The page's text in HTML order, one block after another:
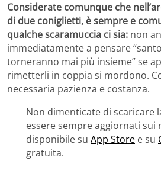
Considerate comunque che
di due coniglietti, è sempre e
qualche scaramuccia ci sia: non
immediatamente a pensare
torneranno mai più insieme” se
rimetterli in coppia si mordono.
necessaria pazienza e costanza.
Non dimenticate di scaricare
essere sempre aggiornati sui
disponibile su App Store e su
gratuita.